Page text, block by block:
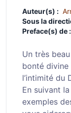
Auteur(s) :
Sous la
Preface(s) de :
Un très
bonté
l’intimité du
En suivant
exemples